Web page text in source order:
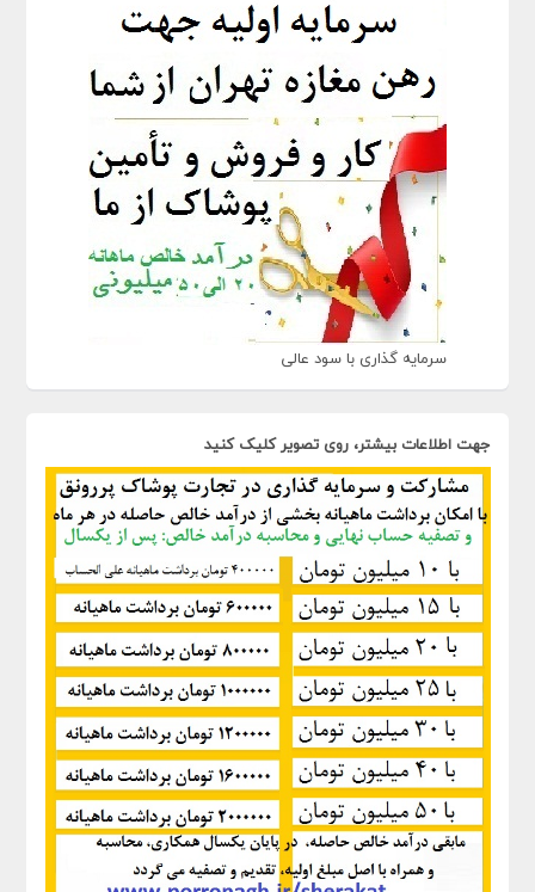
سرمایه گذاری با سود عالی
جهت اطلاعات بیشتر، روی تصویر کلیک کنید